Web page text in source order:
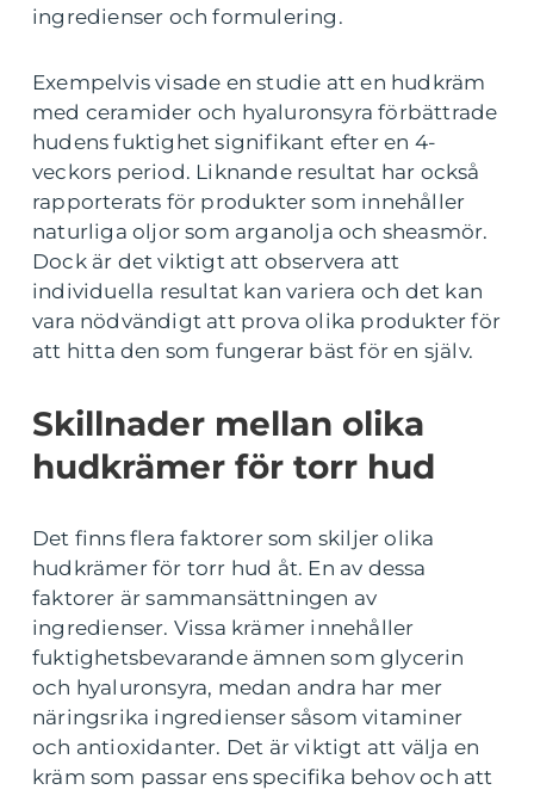
ingredienser och formulering.
Exempelvis visade en studie att en hudkräm
med ceramider och hyaluronsyra förbättrade
hudens fuktighet signifikant efter en 4-
veckors period. Liknande resultat har också
rapporterats för produkter som innehåller
naturliga oljor som arganolja och sheasmör.
Dock är det viktigt att observera att
individuella resultat kan variera och det kan
vara nödvändigt att prova olika produkter för
att hitta den som fungerar bäst för en själv.
Skillnader mellan olika
hudkrämer för torr hud
Det finns flera faktorer som skiljer olika
hudkrämer för torr hud åt. En av dessa
faktorer är sammansättningen av
ingredienser. Vissa krämer innehåller
fuktighetsbevarande ämnen som glycerin
och hyaluronsyra, medan andra har mer
näringsrika ingredienser såsom vitaminer
och antioxidanter. Det är viktigt att välja en
kräm som passar ens specifika behov och att